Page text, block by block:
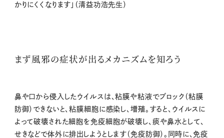
かりにくくなります」（清益功浩先生）
まず風邪の症状が出るメカニズムを知ろう
鼻や口から侵入したウイルスは、粘膜や粘液でブロック（粘膜
防御）できないと、粘膜細胞に感染し、増殖。すると、ウイルスに
よって破壊された細胞を免疫細胞が破壊し、痰や鼻水として、
せきなどで体外に排出しようとします（免疫防御）。同時に、免疫